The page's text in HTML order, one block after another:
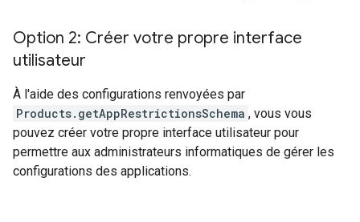
Option 2: Créer votre propre interface
utilisateur
À l'aide des configurations renvoyées par
Products.getAppRestrictionsSchema , vous vous
pouvez créer votre propre interface utilisateur pour
permettre aux administrateurs informatiques de gérer les
configurations des applications.